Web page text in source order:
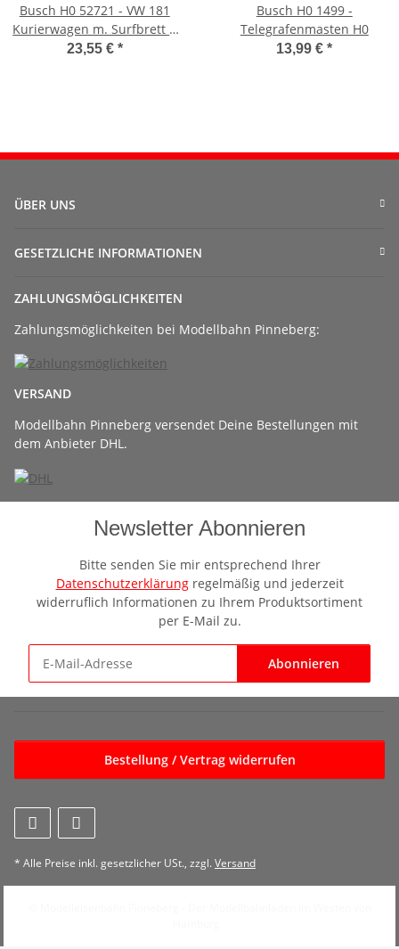
Busch H0 52721 - VW 181
Kurierwagen m. Surfbrett +
Fahrer
23,55 € *
Busch H0 1499 -
Telegrafenmasten H0
13,99 €*
ÜBER UNS
GESETZLICHE INFORMATIONEN
ZAHLUNGSMÖGLICHKEITEN
Zahlungsmöglichkeiten bei Modellbahn Pinneberg:
VERSAND
Modellbahn Pinneberg versendet Deine Bestellungen mit
dem Anbieter DHL.
Newsletter Abonnieren
Bitte senden Sie mir entsprechend Ihrer
Datenschutzerklärungregelmäßig und jederzeit
widerruflich Informationen zu Ihrem Produktsortiment
per E-Mail zu.
Abonnieren
Bestellung / Vertrag widerrufen
* Alle Preise inkl. gesetzlicher USt., zzgl.Versand